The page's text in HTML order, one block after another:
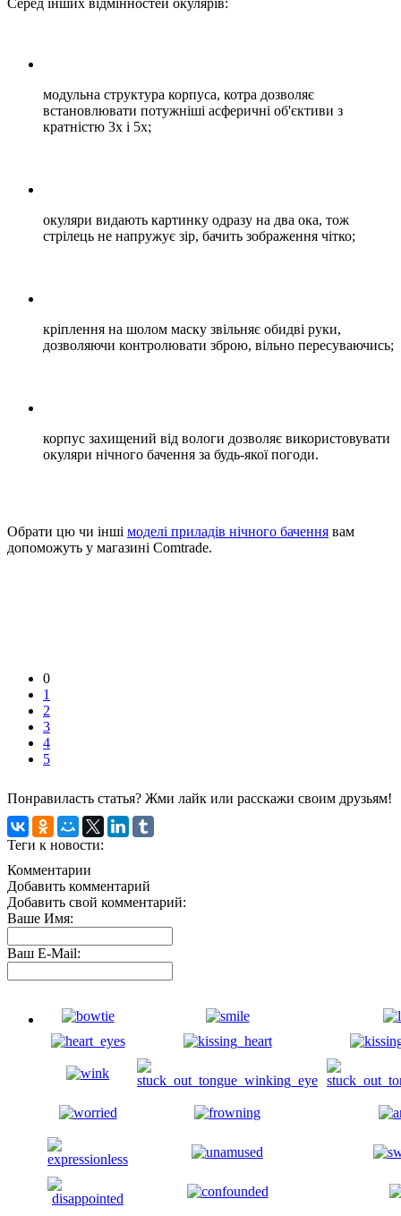
модульна структура корпуса, котра дозволяє
встановлювати потужніші асферичні об'єктиви з
кратністю 3х і 5х;
окуляри видають картинку одразу на два ока, тож
стрілець не напружує зір, бачить зображення чітко;
кріплення на шолом маску звільняє обидві руки,
дозволяючи контролювати зброю, вільно пересуваючись;
корпус захищений від вологи дозволяє використовувати
окуляри нічного бачення за будь-якої погоди.
Обрати цю чи інші моделі приладів нічного бачення вам
допоможуть у магазині Comtrade.
0
1
2
3
4
5
Понравиласть статья? Жми лайк или расскажи своим друзьям!
Теги к новости:
Комментарии
Добавить комментарий
Добавить свой комментарий:
Ваше Имя:
Ваш E-Mail: